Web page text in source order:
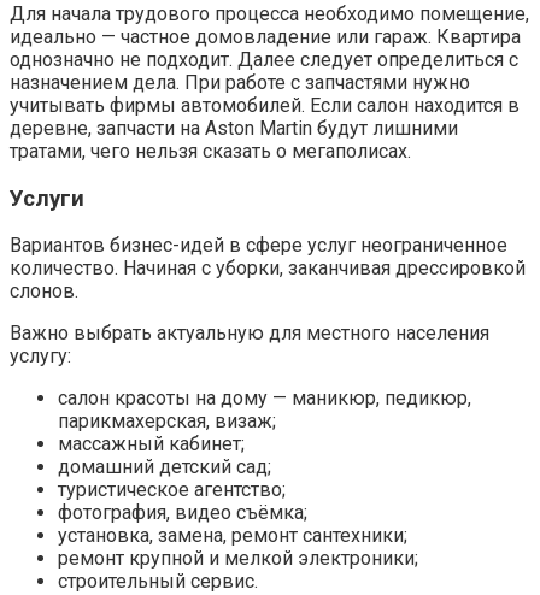
Для начала трудового процесса необходимо помещение,
идеально — частное домовладение или гараж. Квартира
однозначно не подходит. Далее следует определиться с
назначением дела. При работе с запчастями нужно
учитывать фирмы автомобилей. Если салон находится в
деревне, запчасти на Aston Martin будут лишними
тратами, чего нельзя сказать о мегаполисах.
Услуги
Вариантов бизнес-идей в сфере услуг неограниченное
количество. Начиная с уборки, заканчивая дрессировкой
слонов.
Важно выбрать актуальную для местного населения
услугу:
салон красоты на дому — маникюр, педикюр,
парикмахерская, визаж;
массажный кабинет;
домашний детский сад;
туристическое агентство;
фотография, видео съёмка;
установка, замена, ремонт сантехники;
ремонт крупной и мелкой электроники;
строительный сервис.